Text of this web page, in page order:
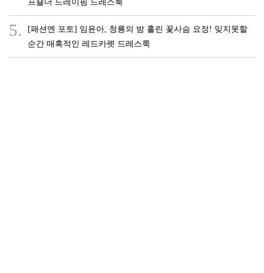
5.
[패션엔 포토] 임윤아, 청룡의 밤 홀린 꽃사슴 요정! 잊지못할
순간 매혹적인 레드카펫 드레스룩